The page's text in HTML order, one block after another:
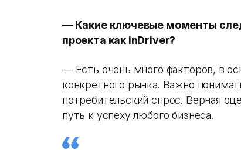
— Какие ключевые моменты
проекта как inDriver?
— Есть очень много факторов, в
конкретного рынка. Важно
потребительский спрос. Верная
путь к успеху любого бизнеса.